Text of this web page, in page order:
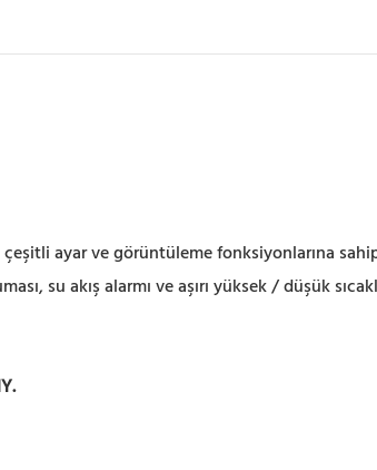
çeşitli ayar ve görüntüleme fonksiyonlarına
su akış alarmı ve aşırı yüksek / düşük